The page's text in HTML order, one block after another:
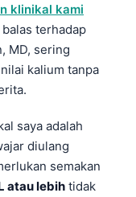
klinikal kami
terhadap
MD, sering
kalium tanpa
saya adalah
diulang
semakan
atau lebih tidak